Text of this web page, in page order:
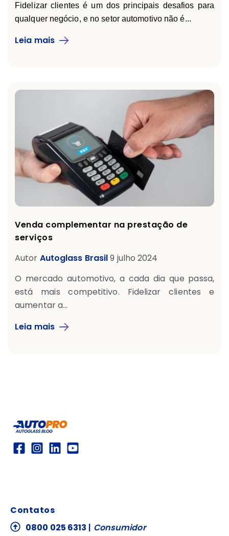
Fidelizar clientes é um dos principais desafios para
qualquer negócio, e no setor automotivo não é...
Leia mais
Venda complementar na prestação de
serviços
Autor Autoglass Brasil9 julho 2024
O mercado automotivo, a cada dia que passa,
está mais competitivo. Fidelizar clientes e
aumentar a...
Leia mais
Contatos
0800 025 6313 | Consumidor